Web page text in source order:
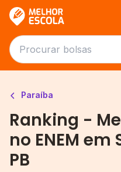
Paraíba
Ranking -
no ENEM em
PB